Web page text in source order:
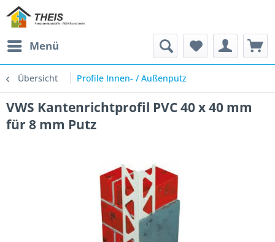
Menü
Übersicht Profile Innen- / Außenputz
VWS Kantenrichtprofil PVC 40 x 40 mm
für 8 mm Putz